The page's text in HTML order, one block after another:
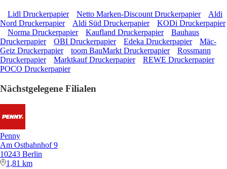
Lidl Druckerpapier Netto Marken-Discount Druckerpapier
Aldi
Nord Druckerpapier
Aldi Süd Druckerpapier
KODi Druckerpapier
Norma Druckerpapier
Kaufland Druckerpapier
Bauhaus
Druckerpapier
OBI Druckerpapier Edeka Druckerpapier
Mäc-
Geiz Druckerpapier
toom BauMarkt Druckerpapier
Rossmann
Druckerpapier
Marktkauf Druckerpapier
REWE Druckerpapier
POCO Druckerpapier
Nächstgelegene Filialen
Penny
Am Ostbahnhof 9
10243 Berlin
1,81 km